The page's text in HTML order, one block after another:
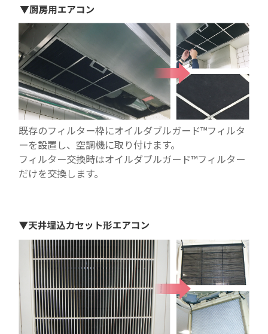
既存のフィルター枠にオイルダブルガード™フィルタ
ーを設置し、空調機に取り付けます。
フィルター交換時はオイルダブルガード™フィルター
だけを交換します。